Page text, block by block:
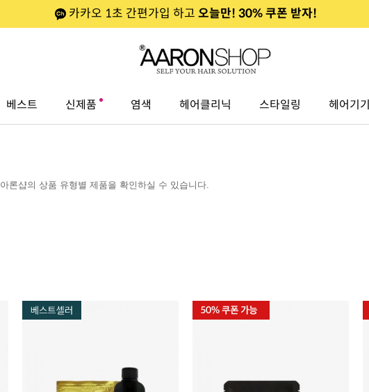
카카오 1초 간편가입 하고 오늘만! 30% 쿠폰 받자!
베스트 신제품 염색 헤어클리닉 스타일링 헤어기기
아론샵의 상품 유형별 제품을 확인하실 수 있습니다.